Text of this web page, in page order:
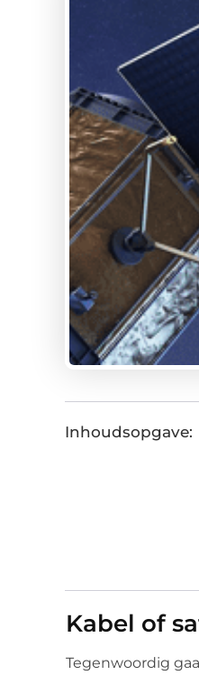
Inhoudsopgave:
Kabel of
Tegenwoordig